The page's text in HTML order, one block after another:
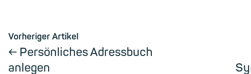
Vorheriger Artikel
Persönliches Adressbuch
anlegen